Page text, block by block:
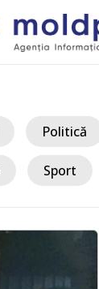
Politică
Sport